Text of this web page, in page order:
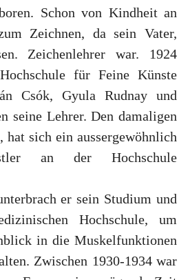
Schon von Kindheit an
Zeichnen, da sein Vater,
Zeichenlehrer war. 1924
für Feine Künste
Csók, Gyula Rudnay und
seine Lehrer. Den damaligen
hat sich ein aussergewöhnlich
an der Hochschule
er sein Studium und
Hochschule, um
in die Muskelfunktionen
Zwischen 1930-1934 war